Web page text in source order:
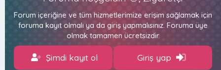
Forum içeriğine ve tüm hizmetlerimize erişim sağlamak için
foruma kayıt olmalı ya da giriş yapmalısınız. Foruma üye
olmak tamamen ücretsizdir.
Şimdi kayıt ol Giriş yap